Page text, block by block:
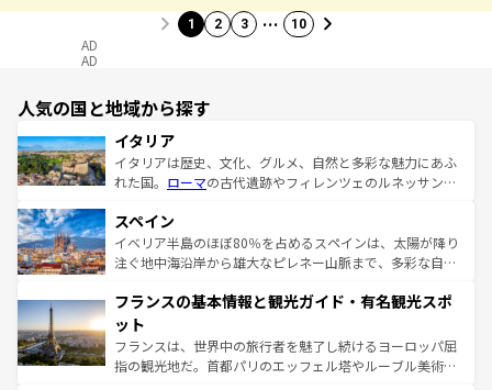
1 2 3 … 10
AD
AD
人気の国と地域から探す
イタリア
イタリアは歴史、文化、グルメ、自然と多彩な魅力にあふ
れた国。 ローマの古代遺跡やフィレンツェのルネッサンス
ろん、トスカーナの美しい田園風景やアマルフィ海岸の絶
景など、自然景観も見逃せない。観光の合間には、本場の
ピザやパスタなど、絶品のイタリア料理を堪能することも
ませてくれるイタリアで、忘れられない旅をしてみよう！
なお、新着のイタリア情報は
しい。
スペイン
イベリア半島のほぼ80％を占めるスペインは、太陽が降り
注ぐ地中海沿岸から雄大なピレネー山脈まで、多彩な自然
文化が根付くこの国では、情熱的なフラメンコ、熱気あふ
れる闘牛、そして美味しいタパスが生活の一部となってい
る。首都マドリードの洗練された雰囲気や、バルセロナの
アートに溢れた街角から、地方では古代ローマ遺跡や中世
フランスの基本情報と観光ガイド・有名観光スポ
ット
フランスは、世界中の旅行者を魅了し続けるヨーロッパ屈
指の観光地だ。首都パリのエッフェル塔やルーブル美術館